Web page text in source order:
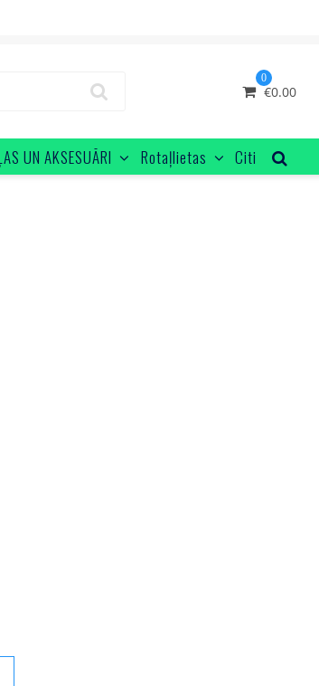
0
€0.00
UN AKSESUĀRI Rotaļlietas Citi